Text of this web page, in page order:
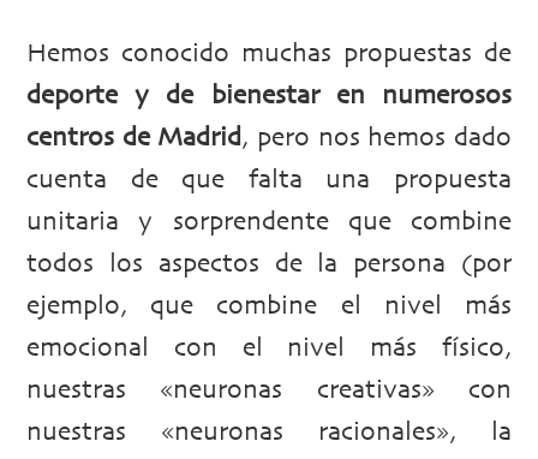
Hemos conocido muchas propuestas de
deporte y de bienestar en numerosos
centros de Madrid , pero nos hemos dado
cuenta de que falta una propuesta
unitaria y sorprendente que combine
todos los aspectos de la persona (por
ejemplo, que combine el nivel más
emocional con el nivel más físico,
nuestras «neuronas creativas» con
nuestras «neuronas racionales», la